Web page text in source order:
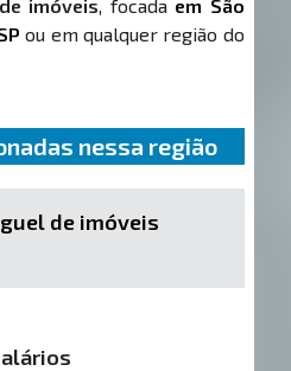
imóveis, focada em São
ou em qualquer região do
nessa região
de imóveis